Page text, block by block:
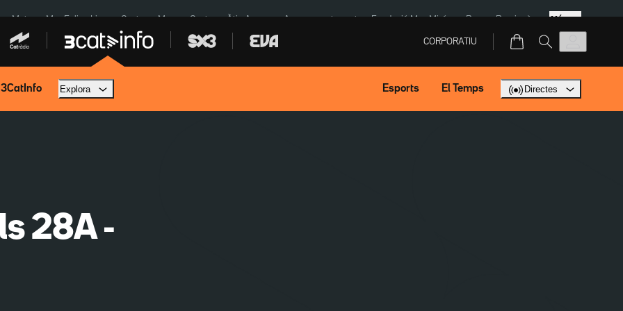
a Meta Mor Felipe Lipe Ceuta Menors Ceuta Àtic Ayuso Aparcament agost Fundació Mas Miró eBay Perpinyà Més
CORPORATIU
3CatInfo Explora Esports El Temps Directes
28A -